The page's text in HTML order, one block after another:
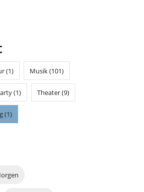
(1) Musik (101)
(1) Theater (9)
(1)